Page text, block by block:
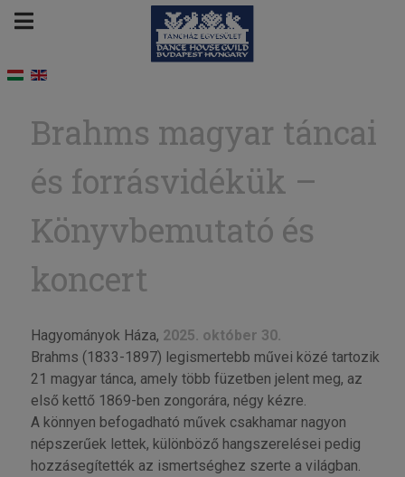
Brahms ma­gyar tán­cai
és for­rás­vi­dé­kük –
Könyvbemutató és
koncert
Hagyományok Háza, 2025. október 30.
Brahms (1833-1897) legismertebb művei közé tartozik
21 magyar tánca, amely több füzetben jelent meg, az
első kettő 1869-ben zongorára, négy kézre.
A könnyen befogadható művek csakhamar nagyon
népszerűek lettek, különböző hangszerelései pedig
hozzásegítették az ismertséghez szerte a világban.